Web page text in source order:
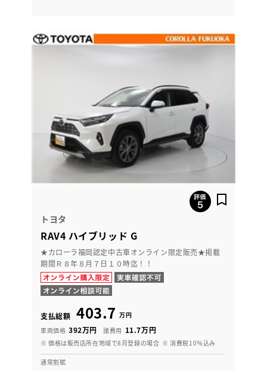
トヨタ
RAV4 ハイブリッド G
★カローラ福岡認定中古車オンライン限定販売★掲載
期間Ｒ８年８月７日１０時迄！！
支払総額 403.7 万円
車両価格 392万円 諸費用 11.7万円
※ 価格は販売店所在地域で8月登録の場合 ※ 消費税10％込み
通常割賦